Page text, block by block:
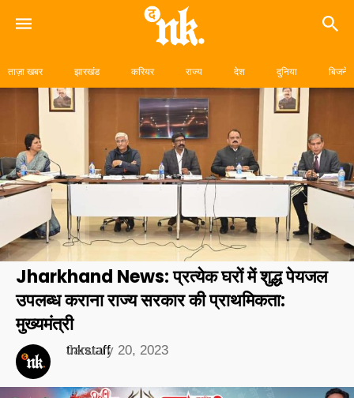
ताज़ा खबर झारखंड करियर राज्य देश दुनिया बिजनेस
Jharkhand News: प्रत्येक घरों में शुद्ध पेयजल
उपलब्ध कराना राज्य सरकार की प्राथमिकता:
मुख्यमंत्री
tnkstaff
January 20, 2023